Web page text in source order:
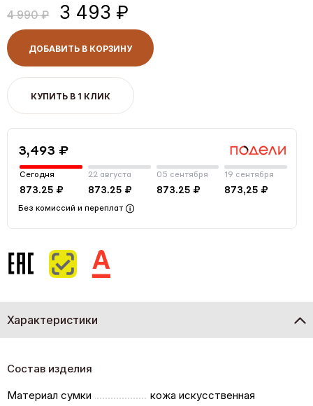
4 990 ₽ 3 493 ₽
ДОБАВИТЬ В КОРЗИНУ
КУПИТЬ В 1 КЛИК
3,493 ₽
Сегодня
873.25 ₽
22 августа
873.25 ₽
05 сентября
873.25 ₽
19 сентября
873,25 ₽
Без комиссий и переплат
Характеристики
Состав изделия
Материал сумки
кожа искусственная